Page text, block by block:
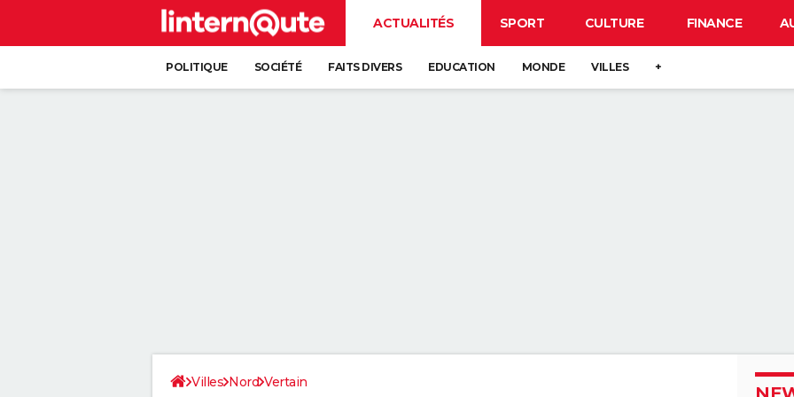
ACTUALITÉS SPORT CULTURE FINANCE
POLITIQUE SOCIÉTÉ FAITS DIVERS EDUCATION MONDE VILLES +
Villes Nord Vertain